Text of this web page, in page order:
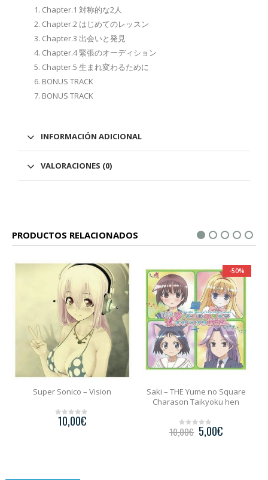
Chapter.1 対称的な2人
Chapter.2 はじめてのレッスン
Chapter.3 出会いと発見
Chapter.4 緊張のオーディション
Chapter.5 生まれ変わるために
BONUS TRACK
BONUS TRACK
INFORMACIÓN ADICIONAL
VALORACIONES (0)
PRODUCTOS RELACIONADOS
Super Sonico – Vision
10,00€
-50%
Saki – THE Yume no Square
Charason Taikyoku hen
0
o
10,00€ 5,00€